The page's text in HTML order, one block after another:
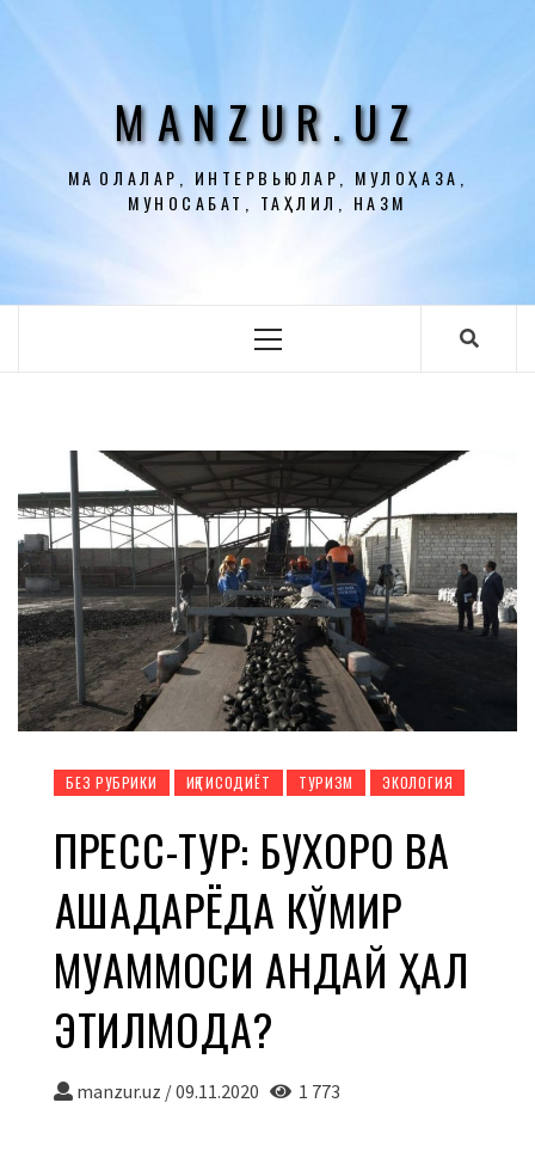
MANZUR.UZ
МАҚОЛАЛАР, ИНТЕРВЬЮЛАР, МУЛОҲАЗА,
МУНОСАБАТ, ТАҲЛИЛ, НАЗМ
меню
БЕЗ РУБРИКИ ИҚТИСОДИЁТ ТУРИЗМ ЭКОЛОГИЯ
ПРЕСС-ТУР: БУХОРО ВА
ҚАШҚАДАРЁДА КЎМИР
МУАММОСИ ҚАНДАЙ ҲАЛ
ЭТИЛМОҚДА?
manzur.uz /09.11.2020 1 773